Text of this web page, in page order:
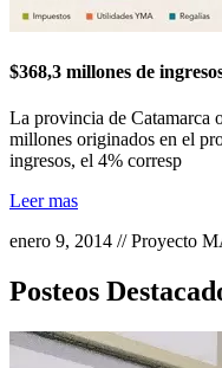
$368,3 millones de
La provincia de Catamarca
millones originados en el
ingresos, el 4% corresp
Leer mas
enero 9, 2014 // Proyecto
Posteos